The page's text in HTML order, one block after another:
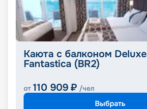
Каюта с балконом Deluxe
Fantastica (BR2)
от 110 909 ₽ /чел
Выбрать